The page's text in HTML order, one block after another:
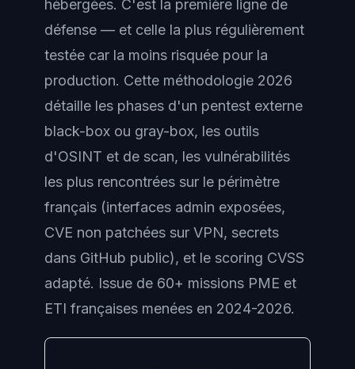
hébergées. C'est la première ligne de
défense — et celle la plus régulièrement
testée car la moins risquée pour la
production. Cette méthodologie 2026
détaille les phases d'un pentest externe
black-box ou gray-box, les outils
d'OSINT et de scan, les vulnérabilités
les plus rencontrées sur le périmètre
français (interfaces admin exposées,
CVE non patchées sur VPN, secrets
dans GitHub public), et le scoring CVSS
adapté. Issue de 60+ missions PME et
ETI françaises menées en 2024-2026.